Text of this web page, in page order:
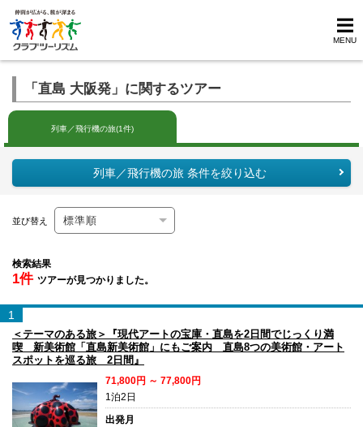
MENU
「直島 大阪発」に関するツアー
列車／飛行機の旅(1件)
列車／飛行機の旅 条件を絞り込む
並び替え
検索結果
1件 ツアーが見つかりました。
1
＜テーマのある旅＞『現代アートの宝庫・直島を2日間でじっくり満
喫 新美術館「直島新美術館」にもご案内 直島8つの美術館・アート
スポットを巡る旅 2日間』
71,800円 ～ 77,800円
1泊2日
出発月